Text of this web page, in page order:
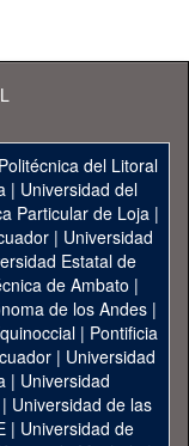
del Litoral
| Universidad del
Particular de Loja|
| Universidad
Estatal de
de Ambato |
de los Andes|
| Pontificia
| Universidad
| Universidad
| Universidad de las
| Universidad de